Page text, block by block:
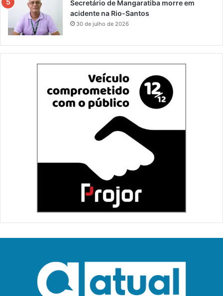
Secretário de Mangaratiba morre em
acidente na Rio-Santos
30 de julho de 2026